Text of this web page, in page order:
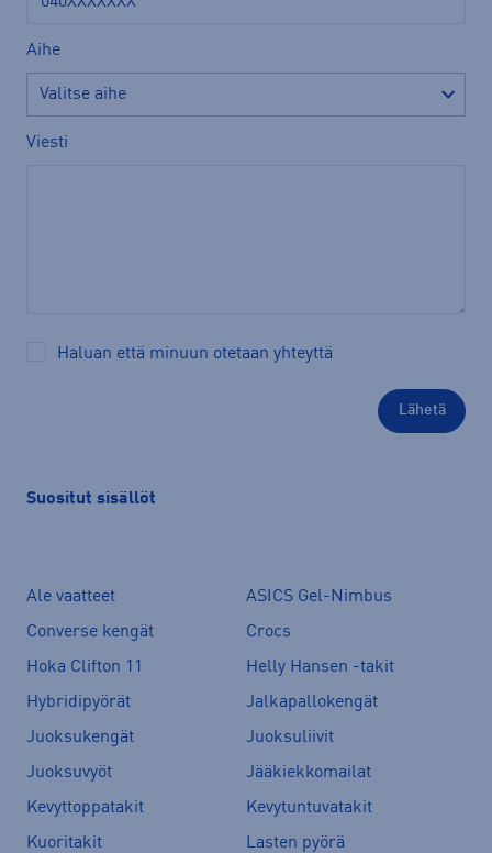
Aihe
Viesti
Haluan että minuun otetaan yhteyttä
Suositut sisällöt
Ale vaatteet
ASICS Gel-Nimbus
Converse kengät
Crocs
Hoka Clifton 11
Helly Hansen -takit
Hybridipyörät
Jalkapallokengät
Juoksukengät
Juoksuliivit
Juoksuvyöt
Jääkiekkomailat
Kevyttoppatakit
Kevytuntuvatakit
Kuoritakit
Lasten pyörä